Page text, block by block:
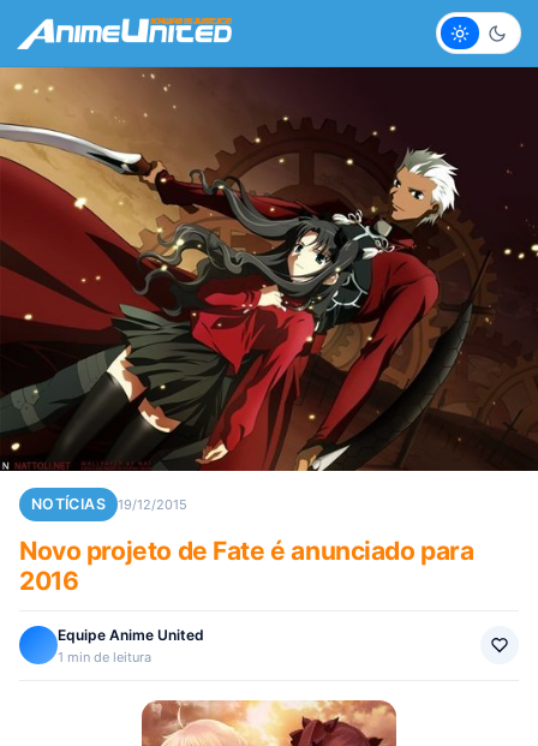
Claro
NOTÍCIAS 19/12/2015
Novo projeto de Fate é anunciado para
2016
Equipe Anime United
1 min de leitura